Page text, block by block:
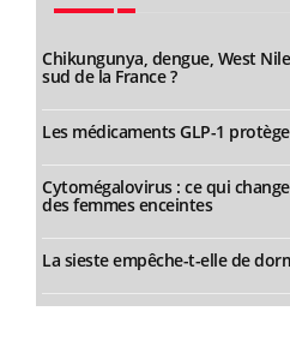
Chikungunya, dengue, West
sud de la France ?
Les médicaments GLP-1
Cytomégalovirus : ce qui
des femmes enceintes
La sieste empêche-t-elle de